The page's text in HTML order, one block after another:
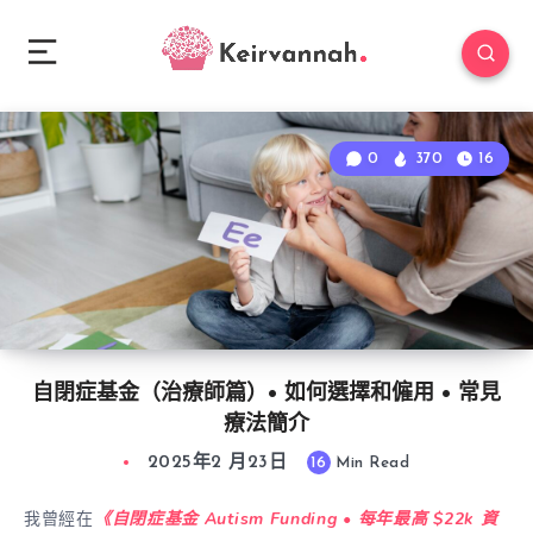
自閉症基金（治療師篇）• 如何選擇和僱用 • 常見
療法簡介
0 370 16
2025年2 月23日 16 Min Read
我曾經在 《自閉症基金 Autism Funding • 每年最高 $22k 資